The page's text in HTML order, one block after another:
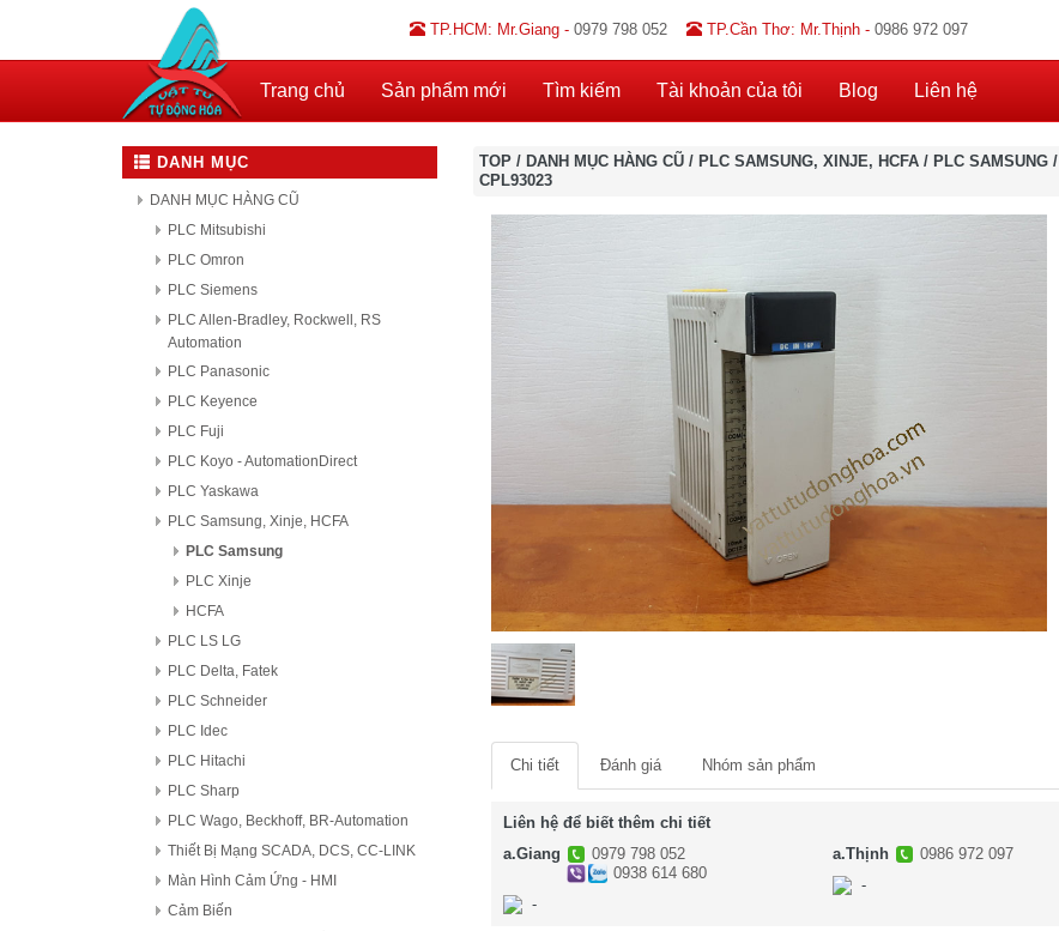
TP.HCM: Mr.Giang - 0979 798 052 TP.Cần Thơ: Mr.Thịnh - 0986 972 097
Trang chủ Sản phẩm mới Tìm kiếm Tài khoản của tôi Blog Liên hệ
DANH MỤC
DANH MỤC HÀNG CŨ
PLC Mitsubishi
PLC Omron
PLC Siemens
PLC Allen-Bradley, Rockwell, RS
Automation
PLC Panasonic
PLC Keyence
PLC Fuji
PLC Koyo - AutomationDirect
PLC Yaskawa
PLC Samsung, Xinje, HCFA
PLC Samsung
PLC Xinje
HCFA
PLC LS LG
PLC Delta, Fatek
PLC Schneider
PLC Idec
PLC Hitachi
PLC Sharp
PLC Wago, Beckhoff, BR-Automation
Thiết Bị Mạng SCADA, DCS, CC-LINK
Màn Hình Cảm Ứng - HMI
Cảm Biến
TOP/ DANH MỤC HÀNG CŨ/ PLC SAMSUNG, XINJE, HCFA/ PLC SAMSUNG/
CPL93023
Chi tiết Đánh giá Nhóm sản phẩm
Liên hệ để biết thêm chi tiết
a.Giang
0979 798 052
0938 614 680
-
a.Thịnh
0986 972 097
-